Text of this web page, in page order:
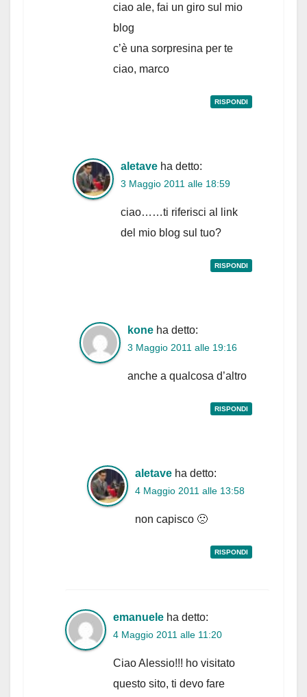
ciao ale, fai un giro sul mio
blog
c’è una sorpresina per te
ciao, marco
RISPONDI
aletave ha detto:
3 Maggio 2011 alle 18:59
ciao……ti riferisci al link
del mio blog sul tuo?
RISPONDI
kone ha detto:
3 Maggio 2011 alle 19:16
anche a qualcosa d’altro
RISPONDI
aletave ha detto:
4 Maggio 2011 alle 13:58
non capisco 🙁
RISPONDI
emanuele ha detto:
4 Maggio 2011 alle 11:20
Ciao Alessio!!! ho visitato
questo sito, ti devo fare